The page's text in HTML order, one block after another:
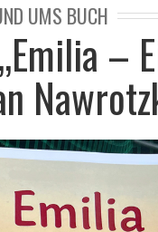
UMS BUCH
–